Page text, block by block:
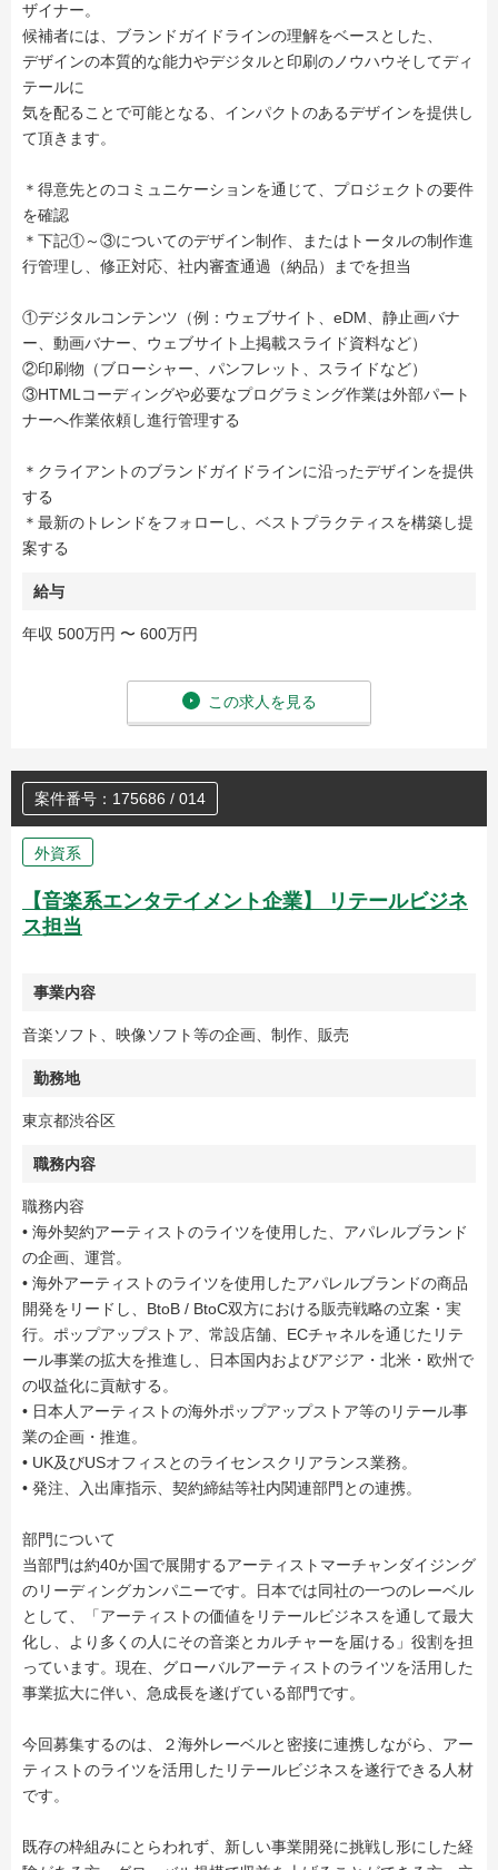
ザイナー。
候補者には、ブランドガイドラインの理解をベースとした、
デザインの本質的な能力やデジタルと印刷のノウハウそしてディ
テールに
気を配ることで可能となる、インパクトのあるデザインを提供し
て頂きます。
＊得意先とのコミュニケーションを通じて、プロジェクトの要件
を確認
＊下記①～③についてのデザイン制作、またはトータルの制作進
行管理し、修正対応、社内審査通過（納品）までを担当
①デジタルコンテンツ（例：ウェブサイト、eDM、静止画バナ
ー、動画バナー、ウェブサイト上掲載スライド資料など）
②印刷物（ブローシャー、パンフレット、スライドなど）
③HTMLコーディングや必要なプログラミング作業は外部パート
ナーへ作業依頼し進行管理する
＊クライアントのブランドガイドラインに沿ったデザインを提供
する
＊最新のトレンドをフォローし、ベストプラクティスを構築し提
案する
給与
年収 500万円 〜 600万円
この求人を見る
案件番号：175686 / 014
外資系
【音楽系エンタテイメント企業】 リテールビジネ
ス担当
事業内容
音楽ソフト、映像ソフト等の企画、制作、販売
勤務地
東京都渋谷区
職務内容
職務内容
• 海外契約アーティストのライツを使用した、アパレルブランド
の企画、運営。
• 海外アーティストのライツを使用したアパレルブランドの商品
開発をリードし、BtoB / BtoC双方における販売戦略の立案・実
行。ポップアップストア、常設店舗、ECチャネルを通じたリテ
ール事業の拡大を推進し、日本国内およびアジア・北米・欧州で
の収益化に貢献する。
• 日本人アーティストの海外ポップアップストア等のリテール事
業の企画・推進。
• UK及びUSオフィスとのライセンスクリアランス業務。
• 発注、入出庫指示、契約締結等社内関連部門との連携。
部門について
当部門は約40か国で展開するアーティストマーチャンダイジング
のリーディングカンパニーです。日本では同社の一つのレーベル
として、「アーティストの価値をリテールビジネスを通して最大
化し、より多くの人にその音楽とカルチャーを届ける」役割を担
っています。現在、グローバルアーティストのライツを活用した
事業拡大に伴い、急成長を遂げている部門です。
今回募集するのは、２海外レーベルと密接に連携しながら、アー
ティストのライツを活用したリテールビジネスを遂行できる人材
です。
既存の枠組みにとらわれず、新しい事業開発に挑戦し形にした経